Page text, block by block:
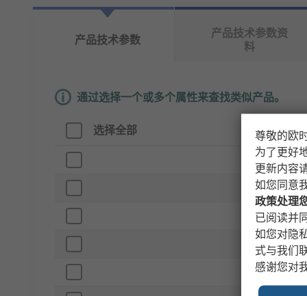
产品技术参数
产品技术参数资
料
通过选择一个或多个属性来查找类似产品。
选择全部 属性
品牌
产品类型
子类型
便携式
材料
尊敬的欧
为了更好
更新内容
如您同意
政策处理
已阅读并
如您对隐
式与我们
感谢您对